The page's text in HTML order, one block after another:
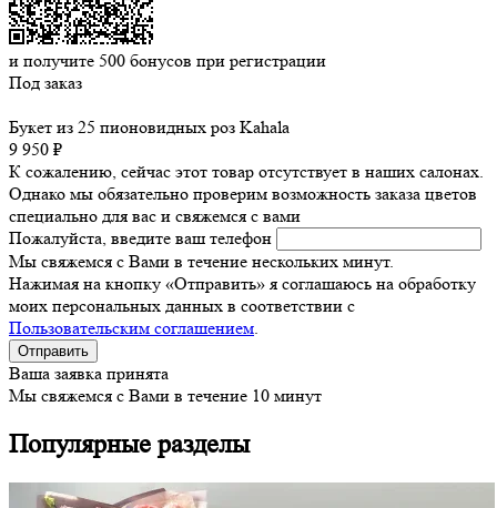
и получите 500 бонусов при регистрации
Под заказ
Букет из 25 пионовидных роз Kahala
9 950 ₽
К сожалению, сейчас этот товар отсутствует в наших салонах.
Однако мы обязательно проверим возможность заказа цветов
специально для вас и свяжемся с вами
Пожалуйста, введите ваш телефон
Мы свяжемся с Вами в течение нескольких минут.
Нажимая на кнопку «Отправить» я соглашаюсь на обработку
моих персональных данных в соответствии с
Пользовательским соглашением.
Ваша заявка принята
Мы свяжемся с Вами в течение 10 минут
Популярные разделы